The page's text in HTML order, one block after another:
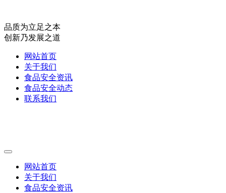
品质为立足之本
创新乃发展之道
网站首页
关于我们
食品安全资讯
食品安全动态
联系我们
网站首页
关于我们
食品安全资讯